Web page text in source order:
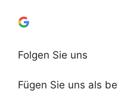
Folgen Sie uns
Fügen Sie uns als